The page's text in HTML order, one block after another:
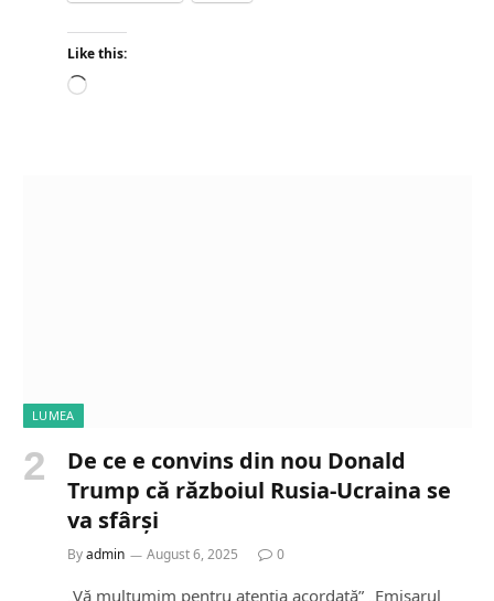
Like this:
L
LUMEA
De ce e convins din nou Donald
Trump că războiul Rusia-Ucraina se
va sfârși
Byadmin August 6, 2025 0
„Vă mulțumim pentru atenția acordată” „Emisarul